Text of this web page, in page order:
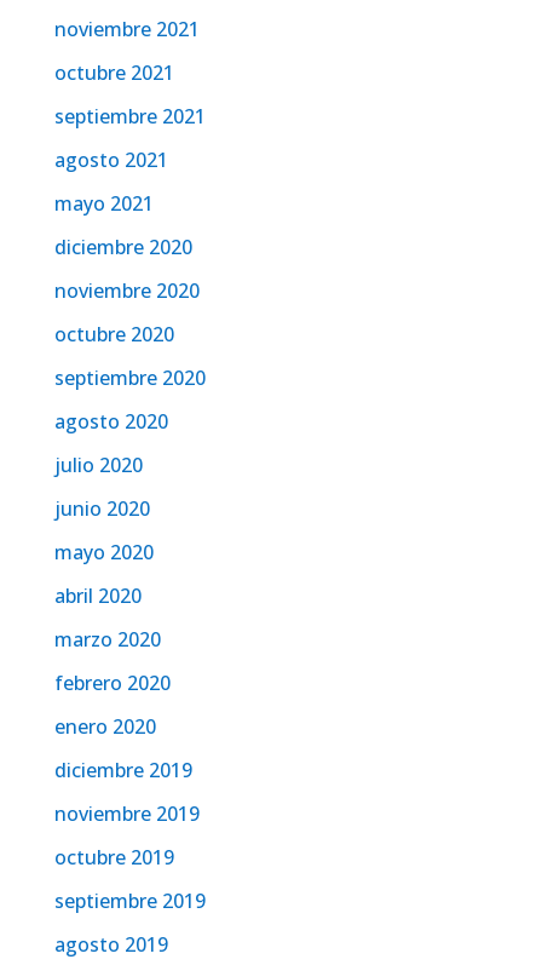
noviembre 2021
octubre 2021
septiembre 2021
agosto 2021
mayo 2021
diciembre 2020
noviembre 2020
octubre 2020
septiembre 2020
agosto 2020
julio 2020
junio 2020
mayo 2020
abril 2020
marzo 2020
febrero 2020
enero 2020
diciembre 2019
noviembre 2019
octubre 2019
septiembre 2019
agosto 2019